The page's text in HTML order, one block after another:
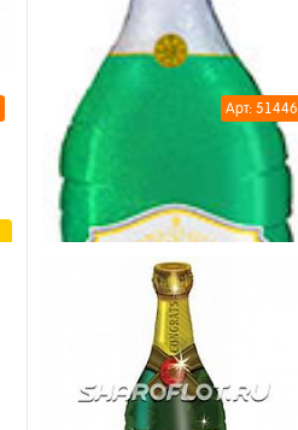
Арт: 51446